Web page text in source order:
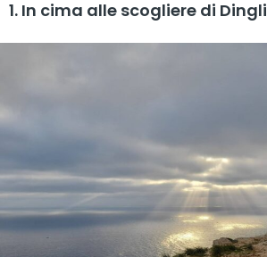
1. In cima alle scogliere di Dingli